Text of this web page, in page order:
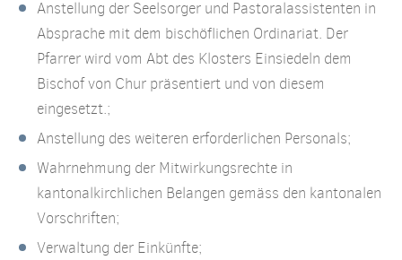
Anstellung der Seelsorger und Pastoralassistenten in
Absprache mit dem bischöflichen Ordinariat. Der
Pfarrer wird vom Abt des Klosters Einsiedeln dem
Bischof von Chur präsentiert und von diesem
eingesetzt.;
Anstellung des weiteren erforderlichen Personals;
Wahrnehmung der Mitwirkungsrechte in
kantonalkirchlichen Belangen gemäss den kantonalen
Vorschriften;
Verwaltung der Einkünfte;